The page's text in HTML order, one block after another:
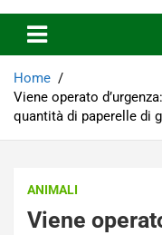
Ecoo.it
Home
Viene operato
quantità di paperelle di
ANIMALI
Viene